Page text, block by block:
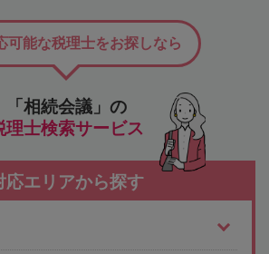
「相続会議」の
理士検索サービス
可能な税理士をお探しなら
応エリアから探す